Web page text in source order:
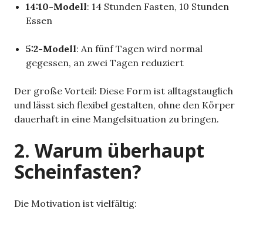
14:10-Modell: 14 Stunden Fasten, 10 Stunden
Essen
5:2-Modell: An fünf Tagen wird normal
gegessen, an zwei Tagen reduziert
Der große Vorteil: Diese Form ist alltagstauglich
und lässt sich flexibel gestalten, ohne den Körper
dauerhaft in eine Mangelsituation zu bringen.
2. Warum überhaupt
Scheinfasten?
Die Motivation ist vielfältig: